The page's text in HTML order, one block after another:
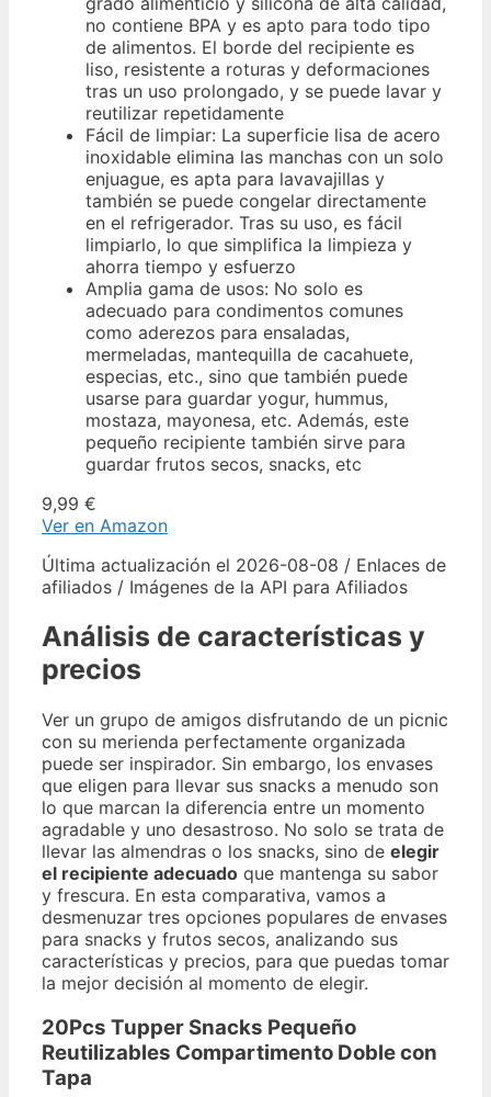
no contiene BPA y es apto para todo tipo
de alimentos. El borde del recipiente es
liso, resistente a roturas y deformaciones
tras un uso prolongado, y se puede lavar y
reutilizar repetidamente
Fácil de limpiar: La superficie lisa de acero
inoxidable elimina las manchas con un solo
enjuague, es apta para lavavajillas y
también se puede congelar directamente
en el refrigerador. Tras su uso, es fácil
limpiarlo, lo que simplifica la limpieza y
ahorra tiempo y esfuerzo
Amplia gama de usos: No solo es
adecuado para condimentos comunes
como aderezos para ensaladas,
mermeladas, mantequilla de cacahuete,
especias, etc., sino que también puede
usarse para guardar yogur, hummus,
mostaza, mayonesa, etc. Además, este
pequeño recipiente también sirve para
guardar frutos secos, snacks, etc
9,99 €
Ver en Amazon
Última actualización el 2026-08-08 / Enlaces de
afiliados / Imágenes de la API para Afiliados
Análisis de características y
precios
Ver un grupo de amigos disfrutando de un picnic
con su merienda perfectamente organizada
puede ser inspirador. Sin embargo, los envases
que eligen para llevar sus snacks a menudo son
lo que marcan la diferencia entre un momento
agradable y uno desastroso. No solo se trata de
llevar las almendras o los snacks, sino de elegir
el recipiente adecuado que mantenga su sabor
y frescura. En esta comparativa, vamos a
desmenuzar tres opciones populares de envases
para snacks y frutos secos, analizando sus
características y precios, para que puedas tomar
la mejor decisión al momento de elegir.
20Pcs Tupper Snacks Pequeño
Reutilizables Compartimento Doble con
Tapa